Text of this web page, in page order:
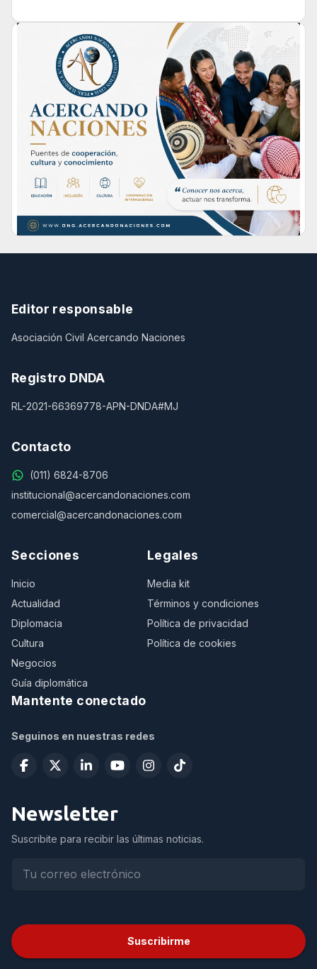
Editor responsable
Asociación Civil Acercando Naciones
Registro DNDA
RL-2021-66369778-APN-DNDA#MJ
Contacto
(011) 6824-8706
institucional@acercandonaciones.com
comercial@acercandonaciones.com
Secciones
Inicio
Actualidad
Diplomacia
Cultura
Negocios
Guía diplomática
Legales
Media kit
Términos y condiciones
Política de privacidad
Política de cookies
Mantente conectado
Seguinos en nuestras redes
Newsletter
Suscribite para recibir las últimas noticias.
Suscribirme